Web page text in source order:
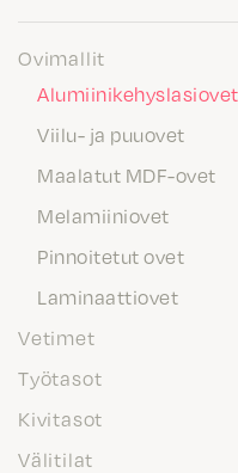
Ovimallit
Alumiinikehyslasiovet
Viilu- ja puuovet
Maalatut MDF-ovet
Melamiiniovet
Pinnoitetut ovet
Laminaattiovet
Vetimet
Työtasot
Kivitasot
Välitilat